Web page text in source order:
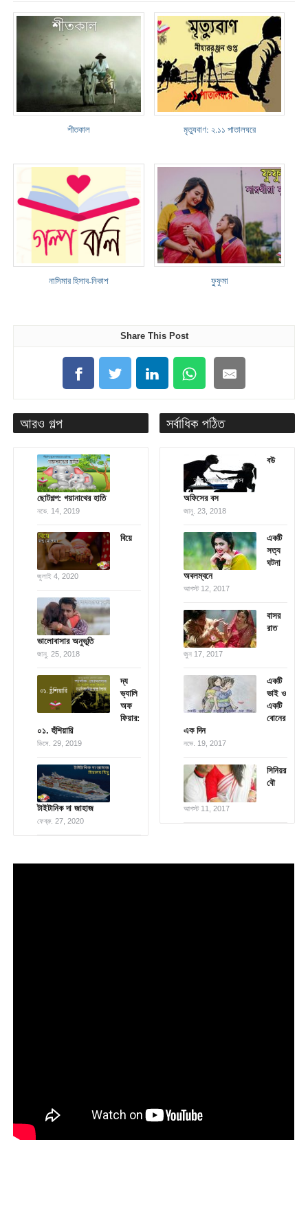
শীতকাল মৃত্যুবাণ: ২.১১ পাতালঘরে
নাসিমার হিসাব-নিকাশ ফুুফুমা
Share This Post
আরও গল্প
ছোটগল্প: গয়ানাথের হাতি
নভে. 14, 2019
বিয়ে
জুলাই 4, 2020
ভালোবাসার অনুভূতি
জানু. 25, 2018
দ্য
ভ্যালি
অফ
ফিয়ার:
০১. হুঁশিয়ারি
ডিসে. 29, 2019
টাইটানিক দা জাহাজ
ফেব্রু. 27, 2020
সর্বাধিক পঠিত
বউ
অফিসের বস
জানু. 23, 2018
একটি
সত্য
ঘটনা
অবলম্বনে
আগস্ট 12, 2017
বাসর
রাত
জুন 17, 2017
একটি
ভাই ও
একটি
বোনের
এক দিন
নভে. 19, 2017
সিনিয়র
বৌ
আগস্ট 11, 2017